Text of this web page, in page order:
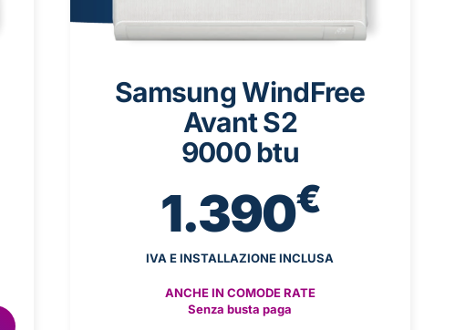
Samsung WindFree
Avant S2
9000 btu
1.390€
IVA E INSTALLAZIONE INCLUSA
ANCHE IN COMODE RATE
Senza busta paga